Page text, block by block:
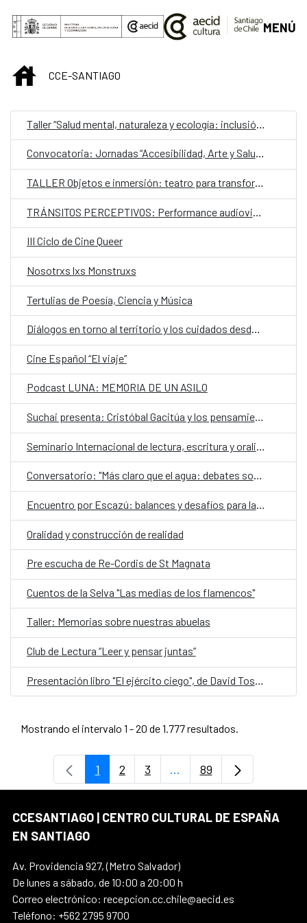
Saltar al contenido principal
MENÚ
INICIOCCE-SANTIAGO
Taller “Salud mental, naturaleza y ecología: inclusión y estimulación creativa en museos, instituciones y centros culturales”
Convocatoria: Jornadas “Accesibilidad, Arte y Salud como punto de encuentro y cultura inclusiva en museos, instituciones y centros culturales”
TALLER Objetos e inmersión: teatro para transformar
III Ciclo de Cine Queer
Nosotrxs lxs Monstruxs
Tertulias de Poesía, Ciencia y Música
Diálogos en torno al territorio y los cuidados desde una mirada de género
Cine Español “El viaje”
Podcast LUNA: MEMORIA DE UN ASILO
Suchai presenta: Cristóbal Gacitúa y los pensamientos ajenos
Conversatorio: "Más claro que el agua: debates sobre el futuro de los territorios hidrosociales del Aconcagua y El Maipo"
Encuentro por Escazú: balances y desafíos para la democracia ambiental en Chile
Oralidad y construcción de realidad
Pre escucha de Re-Cordis de St Magnata
Cuentos de la Selva "Las medias de los flamencos"
Taller: Memorias sobre nuestras abuelas
Club de Lectura “Leer y pensar juntas”
Mostrando el intervalo 1 - 20 de 1.777 resultados.
Página
1 Página
2 Página
3 ...Páginas intermedias
Página
89
CCESANTIAGO | CENTRO CULTURAL DE ESPAÑA
EN SANTIAGO
Av. Providencia 927, (Metro Salvador)
De lunes a sábado, de 10:00 a 20:00 h
Correo electrónico: recepcion.cc.chile@aecid.es
Teléfono: +562 2795 9700